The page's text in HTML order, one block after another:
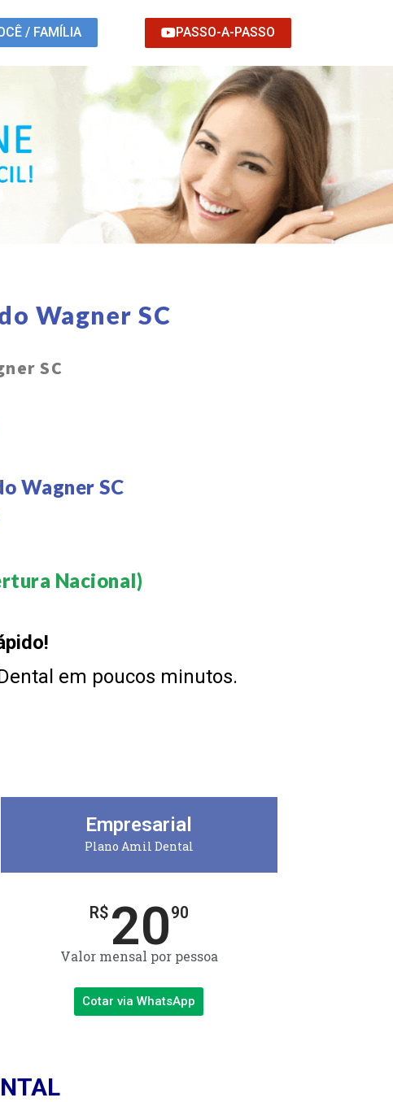
/ FAMÍLIA PASSO-A-PASSO
Wagner SC
SC
Wagner SC
Nacional)​
em poucos minutos.
Empresarial
Plano Amil Dental
R$ 2090
Valor mensal por pessoa
Cotar via WhatsApp